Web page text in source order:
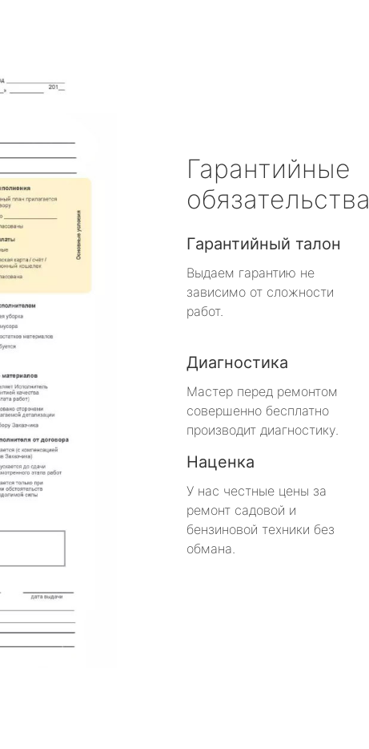
Гарантийные
обязательства
Гарантийный талон
Выдаем гарантию не
зависимо от сложности
работ.
Диагностика
Мастер перед ремонтом
совершенно бесплатно
производит диагностику.
Наценка
У нас честные цены за
ремонт садовой и
бензиновой техники без
обмана.